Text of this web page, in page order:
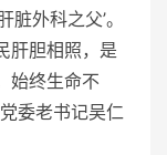
外科之父’。
肝胆相照，是
始终生命不
委老书记吴仁